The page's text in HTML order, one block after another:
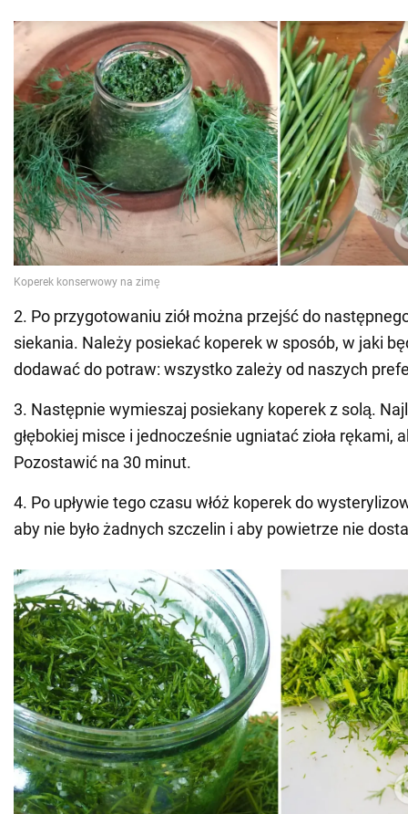
2. Po przygotowaniu ziół można przejść do
siekania. Należy posiekać koperek w sposób, w jaki
dodawać do potraw: wszystko zależy od naszych
3. Następnie wymieszaj posiekany koperek z solą.
głębokiej misce i jednocześnie ugniatać zioła rękami,
Pozostawić na 30 minut.
4. Po upływie tego czasu włóż koperek do
aby nie było żadnych szczelin i aby powietrze nie